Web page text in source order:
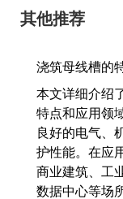
其他推荐
浇筑母线槽的
本文详细介绍
特点和应用领
良好的电气、
护性能。在应
商业建筑、工
数据中心等场